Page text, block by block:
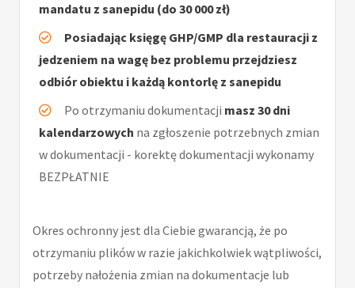
mandatu z sanepidu (do 30 000 zł)
Posiadając księgę GHP/GMP dla restauracji z
jedzeniem na wagę bez problemu przejdziesz
odbiór obiektu i każdą kontorlę z sanepidu
Po otrzymaniu dokumentacji masz 30 dni
kalendarzowych na zgłoszenie potrzebnych zmian
w dokumentacji - korektę dokumentacji wykonamy
BEZPŁATNIE
Okres ochronny jest dla Ciebie gwarancją, że po
otrzymaniu plików w razie jakichkolwiek wątpliwości,
potrzeby nałożenia zmian na dokumentacje lub